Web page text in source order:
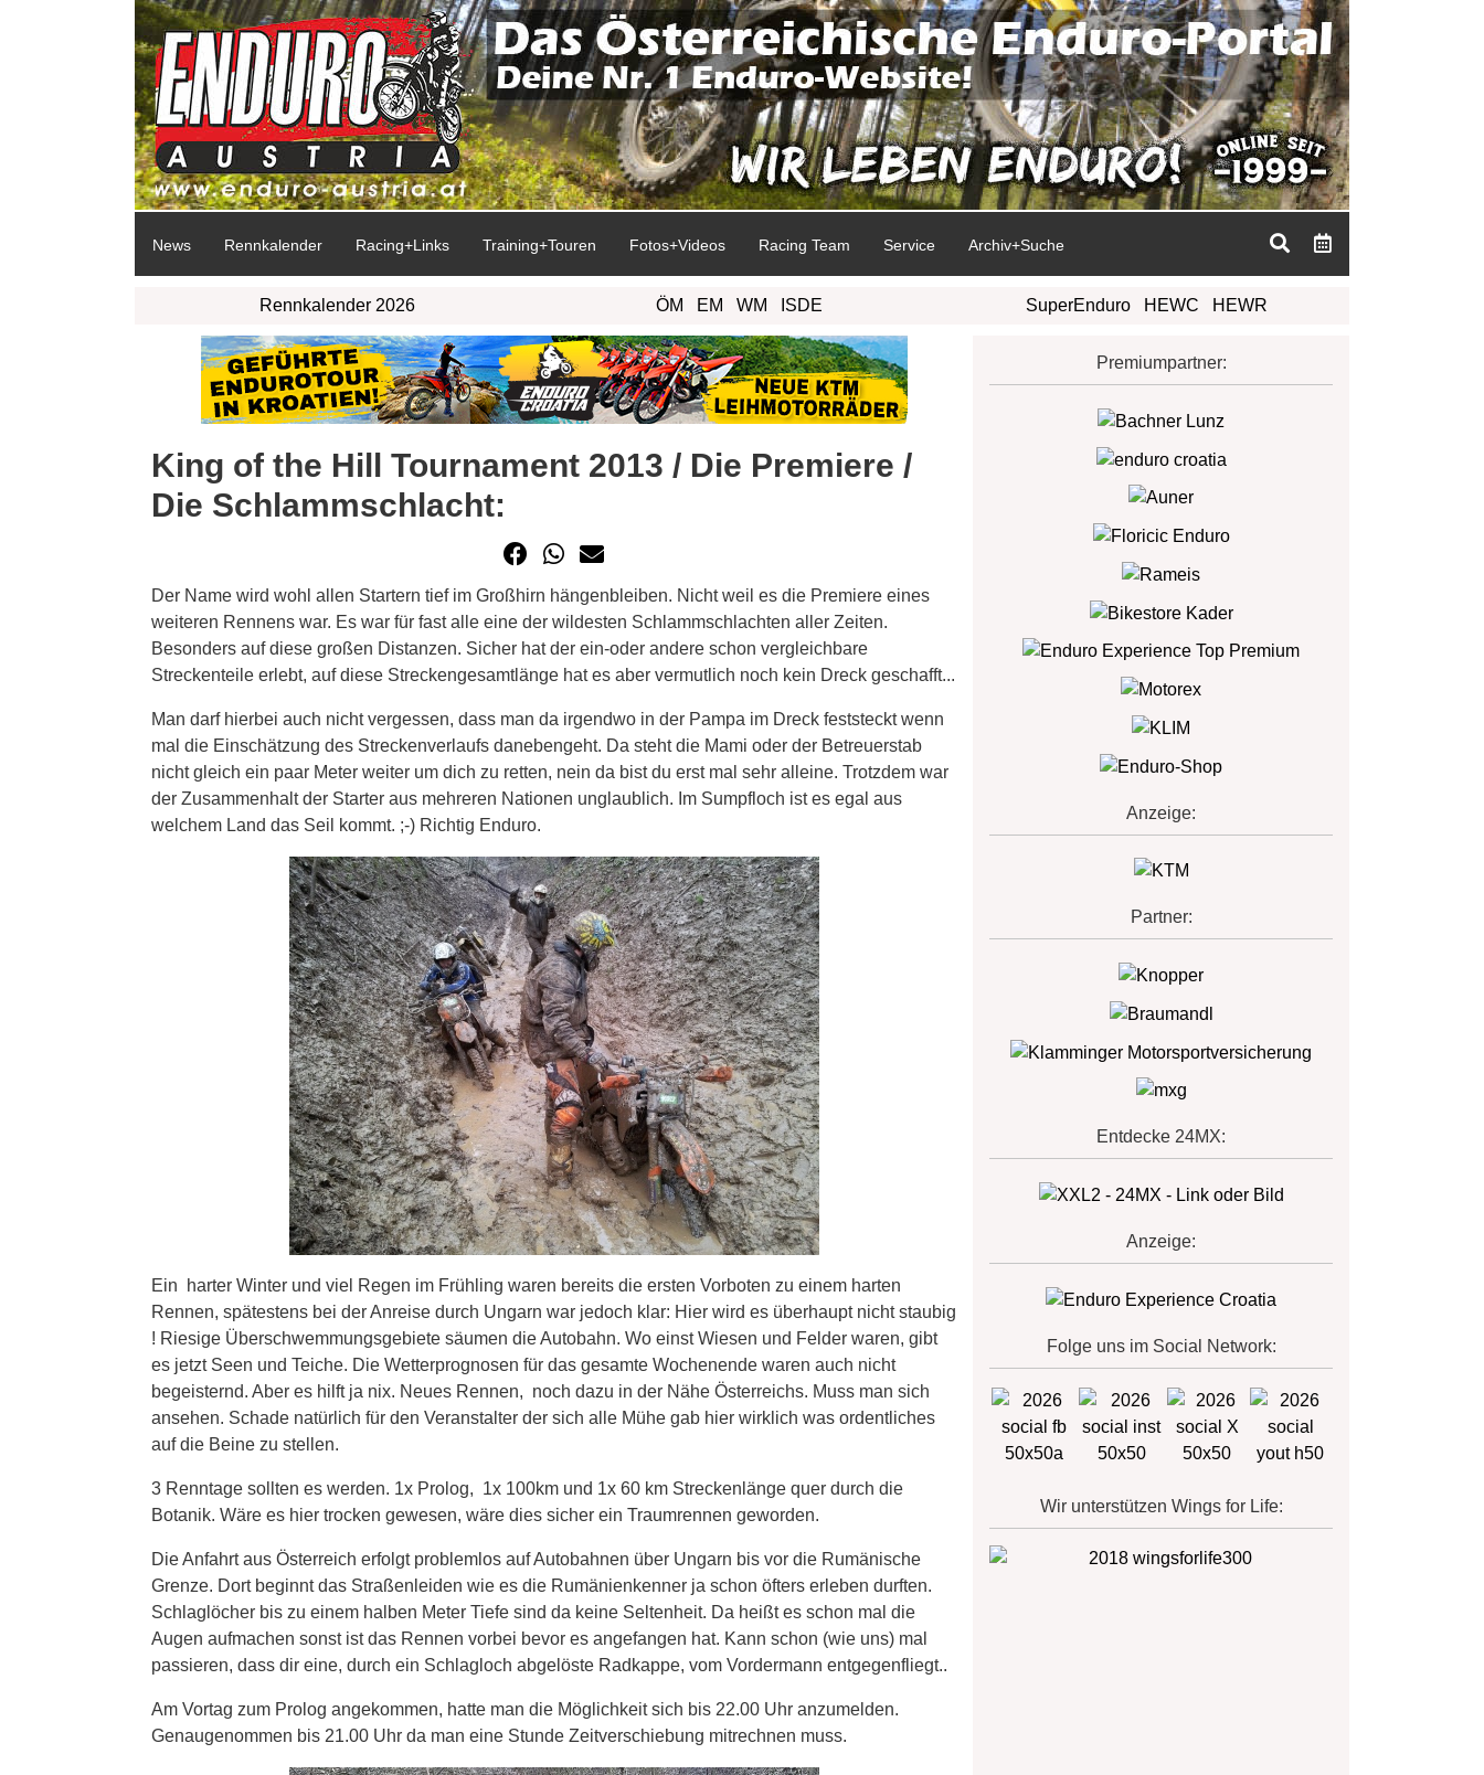
News Rennkalender Racing+Links Training+Touren Fotos+Videos Racing Team Service Archiv+Suche
Rennkalender 2026 ÖM EM WM ISDE SuperEnduro HEWC HEWR
King of the Hill Tournament 2013 / Die Premiere /
Die Schlammschlacht:
Der Name wird wohl allen Startern tief im Großhirn hängenbleiben. Nicht weil es die Premiere eines
weiteren Rennens war. Es war für fast alle eine der wildesten Schlammschlachten aller Zeiten.
Besonders auf diese großen Distanzen. Sicher hat der ein-oder andere schon vergleichbare
Streckenteile erlebt, auf diese Streckengesamtlänge hat es aber vermutlich noch kein Dreck geschafft...
Man darf hierbei auch nicht vergessen, dass man da irgendwo in der Pampa im Dreck feststeckt wenn
mal die Einschätzung des Streckenverlaufs danebengeht. Da steht die Mami oder der Betreuerstab
nicht gleich ein paar Meter weiter um dich zu retten, nein da bist du erst mal sehr alleine. Trotzdem war
der Zusammenhalt der Starter aus mehreren Nationen unglaublich. Im Sumpfloch ist es egal aus
welchem Land das Seil kommt. ;-) Richtig Enduro.
Ein harter Winter und viel Regen im Frühling waren bereits die ersten Vorboten zu einem harten
Rennen, spätestens bei der Anreise durch Ungarn war jedoch klar: Hier wird es überhaupt nicht staubig
! Riesige Überschwemmungsgebiete säumen die Autobahn. Wo einst Wiesen und Felder waren, gibt
es jetzt Seen und Teiche. Die Wetterprognosen für das gesamte Wochenende waren auch nicht
begeisternd. Aber es hilft ja nix. Neues Rennen, noch dazu in der Nähe Österreichs. Muss man sich
ansehen. Schade natürlich für den Veranstalter der sich alle Mühe gab hier wirklich was ordentliches
auf die Beine zu stellen.
3 Renntage sollten es werden. 1x Prolog, 1x 100km und 1x 60 km Streckenlänge quer durch die
Botanik. Wäre es hier trocken gewesen, wäre dies sicher ein Traumrennen geworden.
Die Anfahrt aus Österreich erfolgt problemlos auf Autobahnen über Ungarn bis vor die Rumänische
Grenze. Dort beginnt das Straßenleiden wie es die Rumänienkenner ja schon öfters erleben durften.
Schlaglöcher bis zu einem halben Meter Tiefe sind da keine Seltenheit. Da heißt es schon mal die
Augen aufmachen sonst ist das Rennen vorbei bevor es angefangen hat. Kann schon (wie uns) mal
passieren, dass dir eine, durch ein Schlagloch abgelöste Radkappe, vom Vordermann entgegenfliegt..
Am Vortag zum Prolog angekommen, hatte man die Möglichkeit sich bis 22.00 Uhr anzumelden.
Genaugenommen bis 21.00 Uhr da man eine Stunde Zeitverschiebung mitrechnen muss.
Premiumpartner:
Anzeige:
Partner:
Entdecke 24MX:
Anzeige:
Folge uns im Social Network:
Wir unterstützen Wings for Life: